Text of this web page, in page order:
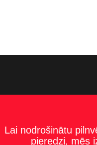
Lai nodrošinātu
pieredzi, mēs